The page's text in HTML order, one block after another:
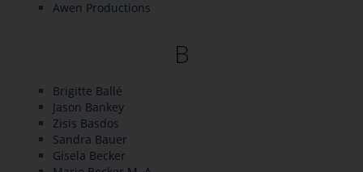
Awen Productions
B
Brigitte Ballé
Jason Bankey
Zisis Basdos
Sandra Bauer
Gisela Becker